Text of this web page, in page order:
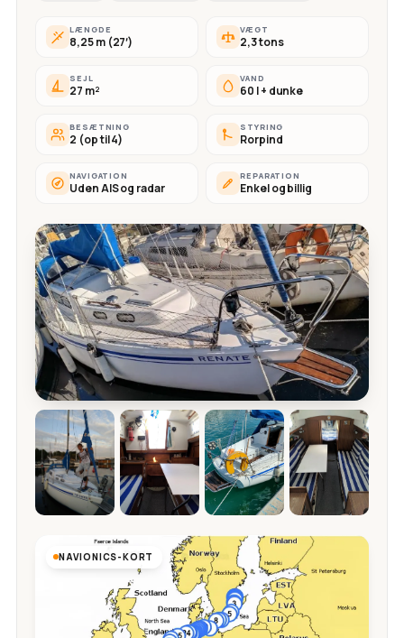
LÆNGDE
8,25 m (27′)
VÆGT
2,3 tons
SEJL
27 m²
VAND
60 l + dunke
BESÆTNING
2 (op til 4)
STYRING
Rorpind
NAVIGATION
Uden AIS og radar
REPARATION
Enkel og billig
NAVIONICS-KORT